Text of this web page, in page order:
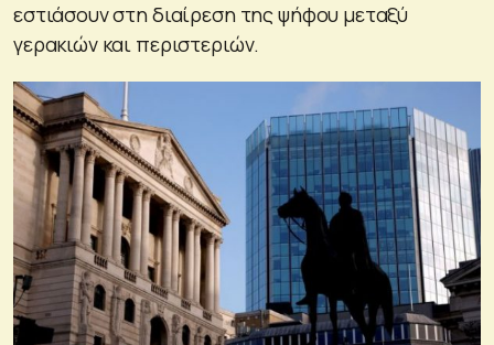
εστιάσουν στη διαίρεση της ψήφου μεταξύ
γερακιών και περιστεριών.